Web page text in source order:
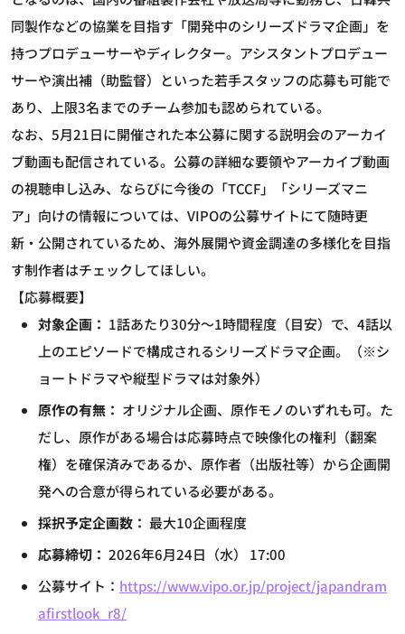
同製作などの協業を目指す「開発中のシリーズドラマ企画」を
持つプロデューサーやディレクター。アシスタントプロデュー
サーや演出補（助監督）といった若手スタッフの応募も可能で
あり、上限3名までのチーム参加も認められている。
なお、5月21日に開催された本公募に関する説明会のアーカイ
ブ動画も配信されている。公募の詳細な要領やアーカイブ動画
の視聴申し込み、ならびに今後の「TCCF」「シリーズマニ
ア」向けの情報については、VIPOの公募サイトにて随時更
新・公開されているため、海外展開や資金調達の多様化を目指
す制作者はチェックしてほしい。
【応募概要】
対象企画： 1話あたり30分～1時間程度（目安）で、4話以
上のエピソードで構成されるシリーズドラマ企画。（※シ
ョートドラマや縦型ドラマは対象外）
原作の有無： オリジナル企画、原作モノのいずれも可。た
だし、原作がある場合は応募時点で映像化の権利（翻案
権）を確保済みであるか、原作者（出版社等）から企画開
発への合意が得られている必要がある。
採択予定企画数： 最大10企画程度
応募締切： 2026年6月24日（水） 17:00
公募サイト： https://www.vipo.or.jp/project/japandram
afirstlook_r8/